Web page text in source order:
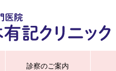
診察のご案内